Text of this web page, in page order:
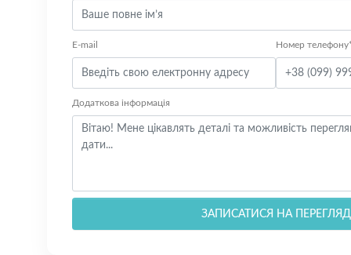
E-mail Номер
Додаткова інформація
ЗАПИСАТИСЯ НА ПЕРЕГЛЯД